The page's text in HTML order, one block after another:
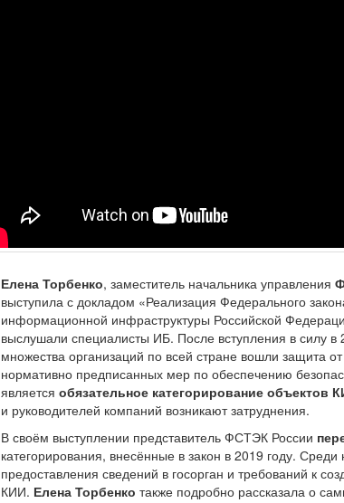
Елена Торбенко, заместитель начальника управления
выступила с докладом «Реализация Федерального
информационной инфраструктуры Российской
выслушали специалисты ИБ. После вступления в силу в
множества организаций по всей стране вошли защита
нормативно предписанных мер по обеспечению
является обязательное категорирование объектов
и руководителей компаний возникают затруднения.
В своём выступлении представитель ФСТЭК России
категорирования, внесённые в закон в 2019 году.
предоставления сведений в госорган и требований к
КИИ. Елена Торбенко также подробно рассказала о